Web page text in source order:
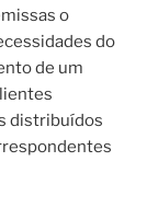
o
do
de um
distribuídos